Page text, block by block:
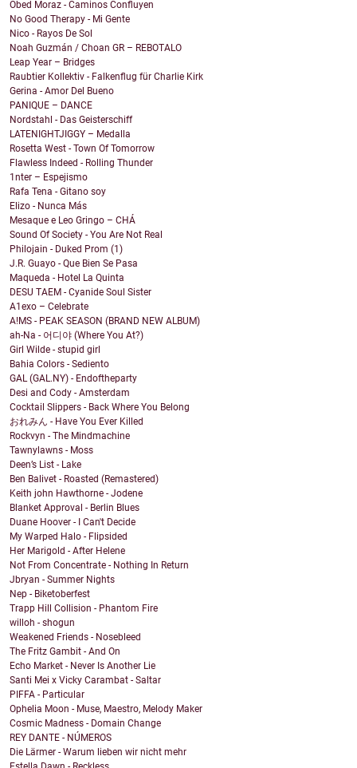
Obed Moraz - Caminos Confluyen
No Good Therapy - Mi Gente
Nico - Rayos De Sol
Noah Guzmán / Choan GR – REBOTALO
Leap Year – Bridges
Raubtier Kollektiv - Falkenflug für Charlie Kirk
Gerina - Amor Del Bueno
PANIQUE – DANCE
Nordstahl - Das Geisterschiff
LATENIGHTJIGGY – Medalla
Rosetta West - Town Of Tomorrow
Flawless Indeed - Rolling Thunder
1nter – Espejismo
Rafa Tena - Gitano soy
Elizo - Nunca Más
Mesaque e Leo Gringo – CHÁ
Sound Of Society - You Are Not Real
Philojain - Duked Prom (1)
J.R. Guayo - Que Bien Se Pasa
Maqueda - Hotel La Quinta
DESU TAEM - Cyanide Soul Sister
A1exo – Celebrate
A!MS - PEAK SEASON (BRAND NEW ALBUM)
ah-Na - 어디야 (Where You At?)
Girl Wilde - stupid girl
Bahia Colors - Sediento
GAL (GAL.NY) - Endoftheparty
Desi and Cody - Amsterdam
Cocktail Slippers - Back Where You Belong
おれみん - Have You Ever Killed
Rockvyn - The Mindmachine
Tawnylawns - Moss
Deen’s List - Lake
Ben Balivet - Roasted (Remastered)
Keith john Hawthorne - Jodene
Blanket Approval - Berlin Blues
Duane Hoover - I Can't Decide
My Warped Halo - Flipsided
Her Marigold - After Helene
Not From Concentrate - Nothing In Return
Jbryan - Summer Nights
Nep - Biketoberfest
Trapp Hill Collision - Phantom Fire
willoh - shogun
Weakened Friends - Nosebleed
The Fritz Gambit - And On
Echo Market - Never Is Another Lie
Santi Mei x Vicky Carambat - Saltar
PIFFA - Particular
Ophelia Moon - Muse, Maestro, Melody Maker
Cosmic Madness - Domain Change
REY DANTE - NÚMEROS
Die Lärmer - Warum lieben wir nicht mehr